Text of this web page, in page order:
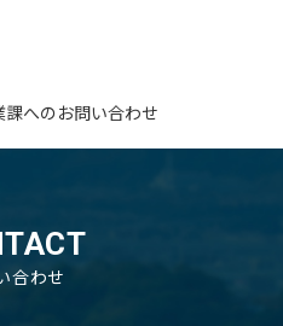
課へのお問い合わせ
合わせ